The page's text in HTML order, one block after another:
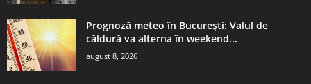
Prognoză meteo în București: Valul de
căldură va alterna în weekend...
august 8, 2026